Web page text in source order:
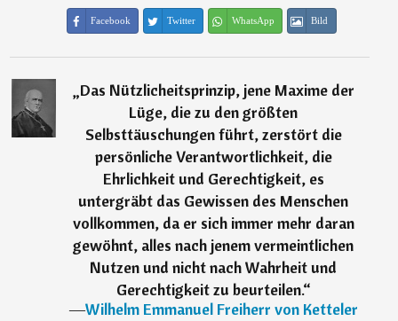
Facebook Twitter WhatsApp Bild
„Das Nützlicheitsprinzip, jene Maxime der
Lüge, die zu den größten
Selbsttäuschungen führt, zerstört die
persönliche Verantwortlichkeit, die
Ehrlichkeit und Gerechtigkeit, es
untergräbt das Gewissen des Menschen
vollkommen, da er sich immer mehr daran
gewöhnt, alles nach jenem vermeintlichen
Nutzen und nicht nach Wahrheit und
Gerechtigkeit zu beurteilen.“
―Wilhelm Emmanuel Freiherr von Ketteler